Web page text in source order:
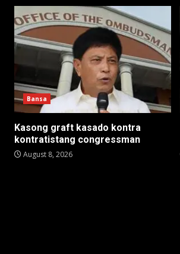
Bansa
Kasong graft kasado kontra
kontratistang congressman
August 8, 2026